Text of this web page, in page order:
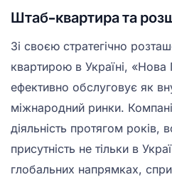
Штаб-квартира та
Зі своєю стратегічно
квартирою в Україні,
ефективно обслуговує як
міжнародний ринки.
діяльність протягом років,
присутність не тільки в
глобальних напрямках,